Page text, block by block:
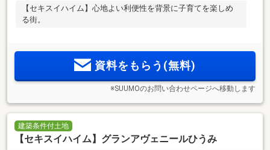
【セキスイハイム】心地よい利便性を背景に子育てを楽しめ
る街。
資料をもらう(無料)
※SUUMOのお問い合わせページへ移動します
建築条件付土地
【セキスイハイム】グランアヴェニールひうみ